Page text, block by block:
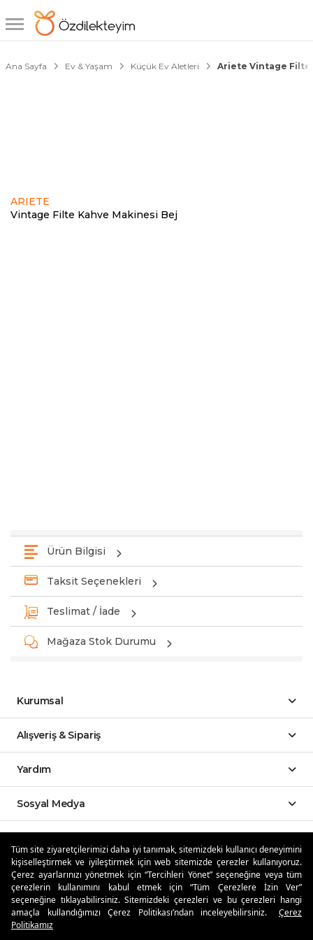
Tüm site ziyaretçilerimizi daha iyi tanımak, sitemizdeki kullanıcı deneyimini
kişiselleştirmek ve iyileştirmek için web sitemizde çerezler kullanıyoruz.
Çerez ayarlarınızı yönetmek için “Tercihleri Yönet” seçeneğine veya tüm
çerezlerin kullanımını kabul etmek için “Tüm Çerezlere İzin Ver”
seçeneğine tıklayabilirsiniz. Sitemizdeki çerezleri ve bu çerezleri hangi
amaçla kullandığımızı Çerez Politikası’ndan inceleyebilirsiniz.
Çerez
Politikamız
Ana Sayfa Ev & Yaşam Küçük Ev Aletleri Ariete Vintage Filte
ARIETE
Vintage Filte Kahve Makinesi Bej
1/4
Ürün Bilgisi
Taksit Seçenekleri
Teslimat / İade
Mağaza Stok Durumu
Kurumsal
Alışveriş & Sipariş
Yardım
Sosyal Medya
Özdilekteyim'de Taksit Avantajları
Güvenli Alışveriş